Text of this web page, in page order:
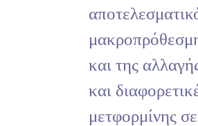
και της
και
μετφορμίνης